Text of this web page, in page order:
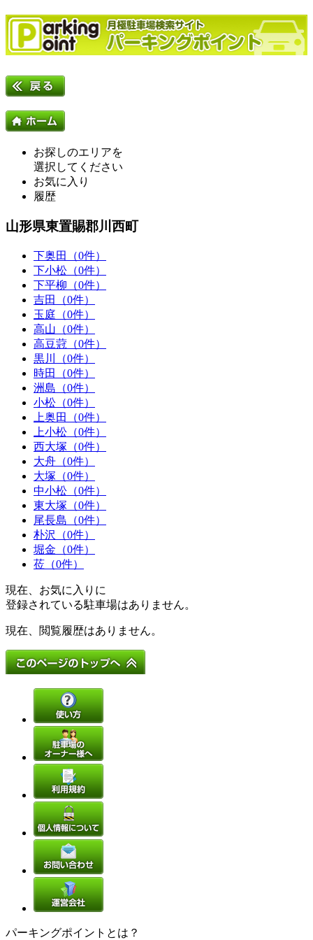
お探しのエリアを
選択してください
お気に入り
履歴
山形県東置賜郡川西町
下奥田（0件）
下小松（0件）
下平柳（0件）
吉田（0件）
玉庭（0件）
高山（0件）
高豆蒄（0件）
黒川（0件）
時田（0件）
洲島（0件）
小松（0件）
上奥田（0件）
上小松（0件）
西大塚（0件）
大舟（0件）
大塚（0件）
中小松（0件）
東大塚（0件）
尾長島（0件）
朴沢（0件）
堀金（0件）
莅（0件）
現在、お気に入りに
登録されている駐車場はありません。
現在、閲覧履歴はありません。
パーキングポイントとは？